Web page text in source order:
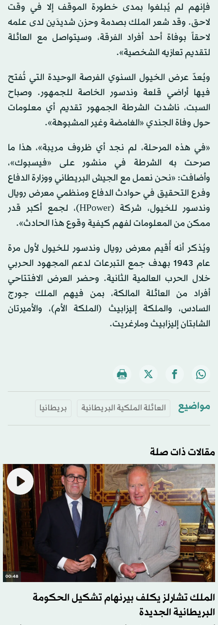
فإنهم لم يُبلغوا بمدى خطورة الموقف إلا في وقت
لاحق. وقد شعر الملك بصدمة وحزن شديدَين لدى علمه
لاحقاً بوفاة أحد أفراد الفرقة، وسيتواصل مع العائلة
لتقديم تعازيه الشخصية».
ويُعدّ عرض الخيول السنوي الفرصة الوحيدة التي تُفتح
فيها أراضي قلعة وندسور الخاصة للجمهور. وصباح
السبت، ناشدت الشرطة الجمهور تقديم أي معلومات
حول وفاة الجندي «الغامضة وغير المشبوهة».
«في هذه المرحلة، لم نجد أي ظروف مريبة»، هذا ما
صرحت به الشرطة في منشور على «فيسبوك»،
وأضافت: «نحن نعمل مع الجيش البريطاني ووزارة الدفاع
وفرع التحقيق في حوادث الدفاع ومنظمي معرض رويال
وندسور للخيول، شركة (HPower)، لجمع أكبر قدر
ممكن من المعلومات لفهم كيفية وقوع هذا الحادث».
ويُذكر أنه أُقيم معرض رويال وندسور للخيول لأول مرة
عام 1943 بهدف جمع التبرعات لدعم المجهود الحربي
خلال الحرب العالمية الثانية. وحضر العرض الافتتاحي
أفراد من العائلة المالكة، بمن فيهم الملك جورج
السادس، والملكة إليزابيث (الملكة الأم)، والأميرتان
الشابتان إليزابيث ومارغريت.
مواضيع العائلة الملكية البريطانية بريطانيا
مقالات ذات صلة
00:48
الملك تشارلز يكلف بيرنهام تشكيل الحكومة
البريطانية الجديدة